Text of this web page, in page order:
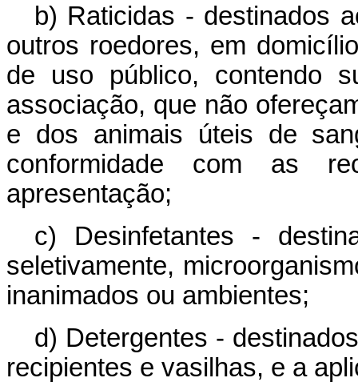
b) Raticidas - destinados
outros roedores, em
de uso público, contendo
associação, que não
e dos animais úteis de
conformidade com as
apresentação;
c) Desinfetantes -
seletivamente,
inanimados ou ambientes;
d) Detergentes -
recipientes e vasilhas, e a